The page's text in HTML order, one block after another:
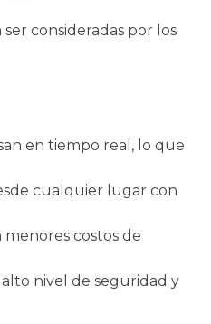
consideradas por los
en tiempo real, lo que
cualquier lugar con
costos de
nivel de seguridad y